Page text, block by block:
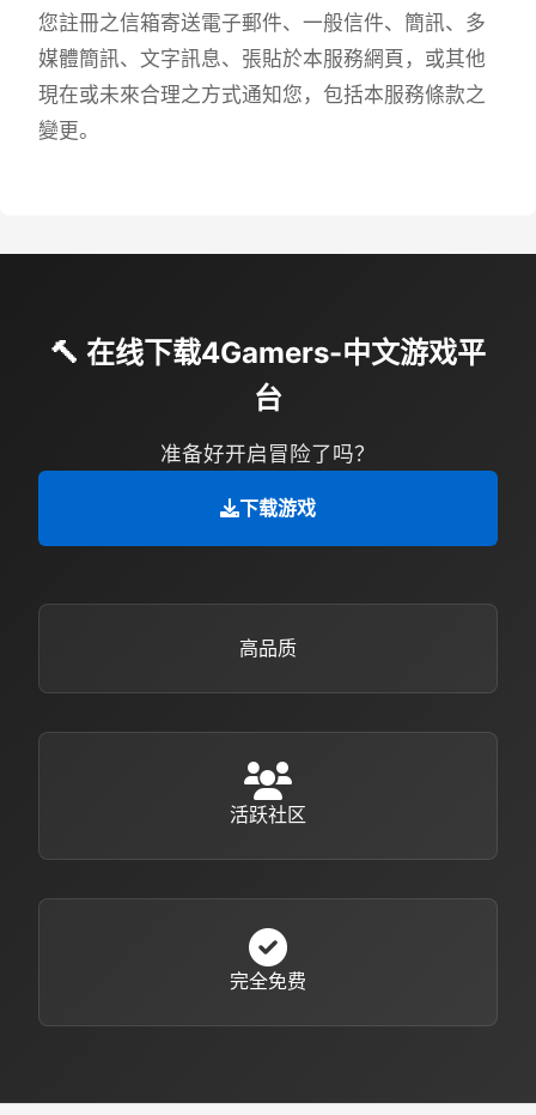
您註冊之信箱寄送電子郵件、一般信件、簡訊、多
媒體簡訊、文字訊息、張貼於本服務網頁，或其他
現在或未來合理之方式通知您，包括本服務條款之
變更。
🔨 在线下载4Gamers-中文游戏平
台
准备好开启冒险了吗？
下载游戏
高品质
活跃社区
完全免费